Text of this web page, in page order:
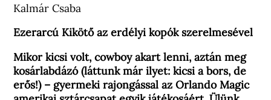
Kalmár Csaba
Ezerarcú Kikötő az erdélyi kopók szerelmesével
Mikor kicsi volt, cowboy akart lenni, aztán meg
kosárlabdázó (láttunk már ilyet: kicsi a bors, de
erős!) – gyermeki rajongással az Orlando Magic